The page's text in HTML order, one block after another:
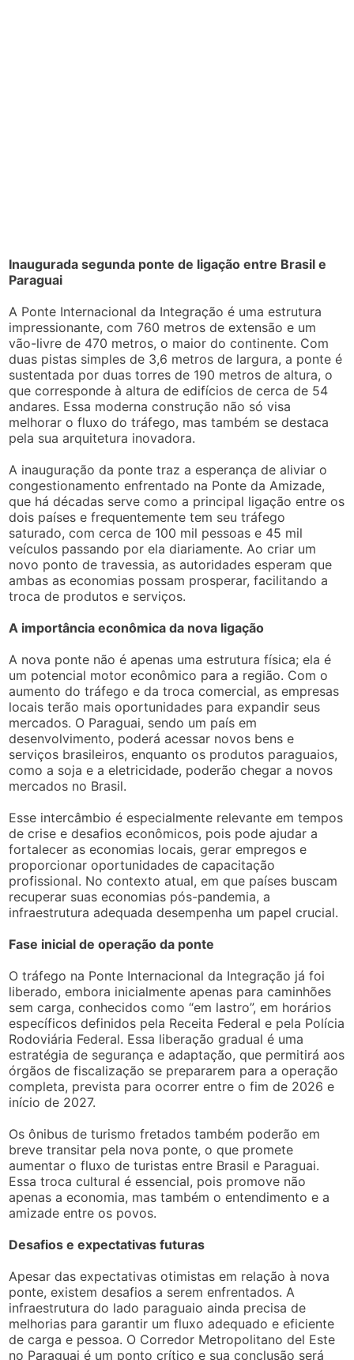
Inaugurada segunda ponte de ligação entre Brasil e
Paraguai
A Ponte Internacional da Integração é uma estrutura
impressionante, com 760 metros de extensão e um
vão-livre de 470 metros, o maior do continente. Com
duas pistas simples de 3,6 metros de largura, a ponte é
sustentada por duas torres de 190 metros de altura, o
que corresponde à altura de edifícios de cerca de 54
andares. Essa moderna construção não só visa
melhorar o fluxo do tráfego, mas também se destaca
pela sua arquitetura inovadora.
A inauguração da ponte traz a esperança de aliviar o
congestionamento enfrentado na Ponte da Amizade,
que há décadas serve como a principal ligação entre os
dois países e frequentemente tem seu tráfego
saturado, com cerca de 100 mil pessoas e 45 mil
veículos passando por ela diariamente. Ao criar um
novo ponto de travessia, as autoridades esperam que
ambas as economias possam prosperar, facilitando a
troca de produtos e serviços.
A importância econômica da nova ligação
A nova ponte não é apenas uma estrutura física; ela é
um potencial motor econômico para a região. Com o
aumento do tráfego e da troca comercial, as empresas
locais terão mais oportunidades para expandir seus
mercados. O Paraguai, sendo um país em
desenvolvimento, poderá acessar novos bens e
serviços brasileiros, enquanto os produtos paraguaios,
como a soja e a eletricidade, poderão chegar a novos
mercados no Brasil.
Esse intercâmbio é especialmente relevante em tempos
de crise e desafios econômicos, pois pode ajudar a
fortalecer as economias locais, gerar empregos e
proporcionar oportunidades de capacitação
profissional. No contexto atual, em que países buscam
recuperar suas economias pós-pandemia, a
infraestrutura adequada desempenha um papel crucial.
Fase inicial de operação da ponte
O tráfego na Ponte Internacional da Integração já foi
liberado, embora inicialmente apenas para caminhões
sem carga, conhecidos como “em lastro”, em horários
específicos definidos pela Receita Federal e pela Polícia
Rodoviária Federal. Essa liberação gradual é uma
estratégia de segurança e adaptação, que permitirá aos
órgãos de fiscalização se prepararem para a operação
completa, prevista para ocorrer entre o fim de 2026 e
início de 2027.
Os ônibus de turismo fretados também poderão em
breve transitar pela nova ponte, o que promete
aumentar o fluxo de turistas entre Brasil e Paraguai.
Essa troca cultural é essencial, pois promove não
apenas a economia, mas também o entendimento e a
amizade entre os povos.
Desafios e expectativas futuras
Apesar das expectativas otimistas em relação à nova
ponte, existem desafios a serem enfrentados. A
infraestrutura do lado paraguaio ainda precisa de
melhorias para garantir um fluxo adequado e eficiente
de carga e pessoa. O Corredor Metropolitano del Este
no Paraguai é um ponto crítico e sua conclusão será